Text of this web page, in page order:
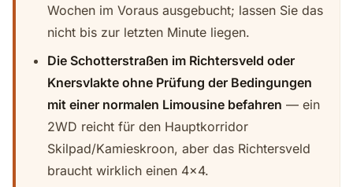
Wochen im Voraus ausgebucht; lassen Sie das
nicht bis zur letzten Minute liegen.
Die Schotterstraßen im Richtersveld oder
Knersvlakte ohne Prüfung der Bedingungen
mit einer normalen Limousine befahren — ein
2WD reicht für den Hauptkorridor
Skilpad/Kamieskroon, aber das Richtersveld
braucht wirklich einen 4x4.